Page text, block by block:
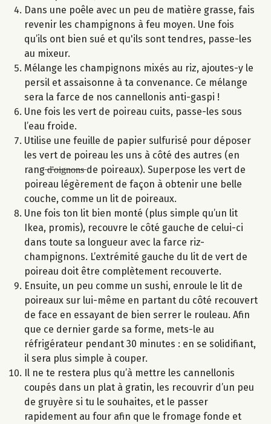
Dans une poêle avec un peu de matière grasse, fais
revenir les champignons à feu moyen. Une fois
qu’ils ont bien sué et qu'ils sont tendres, passe-les
au mixeur.
Mélange les champignons mixés au riz, ajoutes-y le
persil et assaisonne à ta convenance. Ce mélange
sera la farce de nos cannellonis anti-gaspi !
Une fois les vert de poireau cuits, passe-les sous
l’eau froide.
Utilise une feuille de papier sulfurisé pour déposer
les vert de poireau les uns à côté des autres (en
rang ̶d̶'̶o̶i̶g̶n̶o̶n̶s̶ de poireaux). Superpose les vert de
poireau légèrement de façon à obtenir une belle
couche, comme un lit de poireaux.
Une fois ton lit bien monté (plus simple qu’un lit
Ikea, promis), recouvre le côté gauche de celui-ci
dans toute sa longueur avec la farce riz-
champignons. L’extrémité gauche du lit de vert de
poireau doit être complètement recouverte.
Ensuite, un peu comme un sushi, enroule le lit de
poireaux sur lui-même en partant du côté recouvert
de face en essayant de bien serrer le rouleau. Afin
que ce dernier garde sa forme, mets-le au
réfrigérateur pendant 30 minutes : en se solidifiant,
il sera plus simple à couper.
Il ne te restera plus qu’à mettre les cannellonis
coupés dans un plat à gratin, les recouvrir d’un peu
de gruyère si tu le souhaites, et le passer
rapidement au four afin que le fromage fonde et